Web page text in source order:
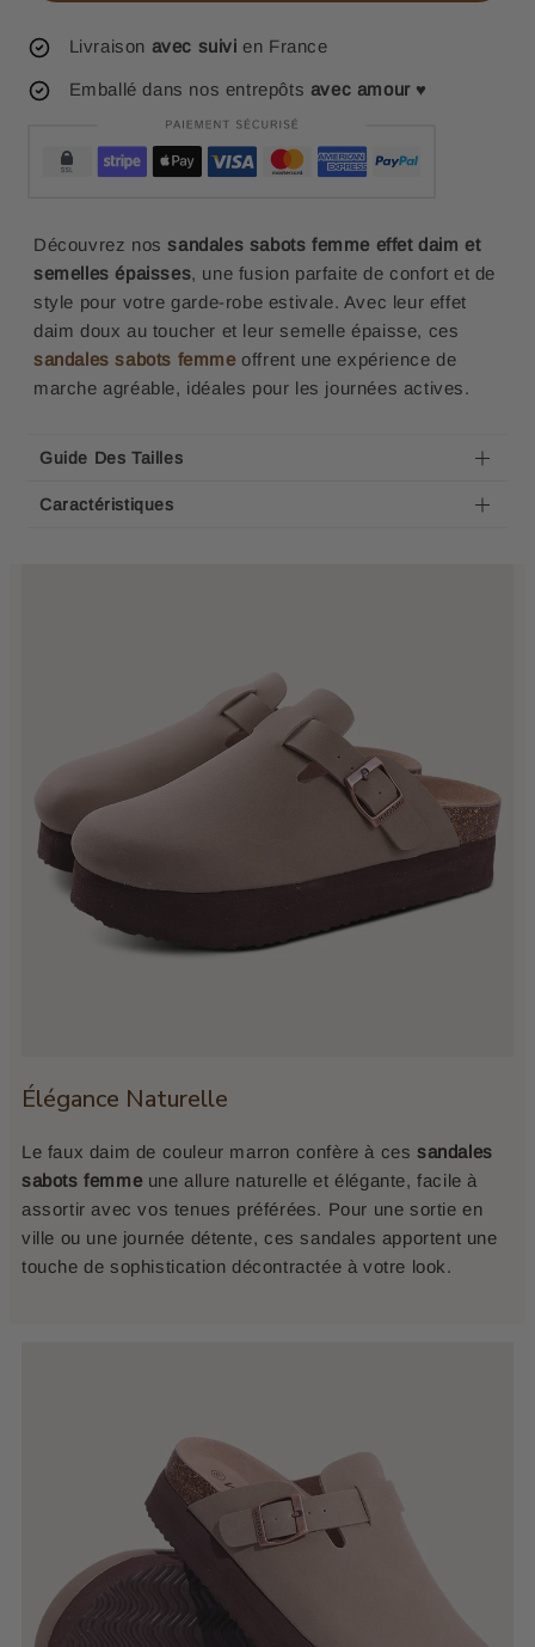
Livraison avec suivi en France
Emballé dans nos entrepôts avec amour ♥
Découvrez nossandales sabots femme effet daim et
semelles épaisses, une fusion parfaite de confort et de
style pour votre garde-robe estivale. Avec leur effet
daim doux au toucher et leur semelle épaisse, ces
sandales sabots femmeoffrent une expérience de
marche agréable, idéales pour les journées actives.
Guide Des Tailles
Caractéristiques
Élégance Naturelle
Le faux daim de couleur marron confère à ces sandales
sabots femmeune allure naturelle et élégante, facile à
assortir avec vos tenues préférées. Pour une sortie en
ville ou une journée détente, ces sandales apportent une
touche de sophistication décontractée à votre look.